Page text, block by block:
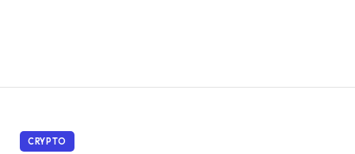
CRYPTO